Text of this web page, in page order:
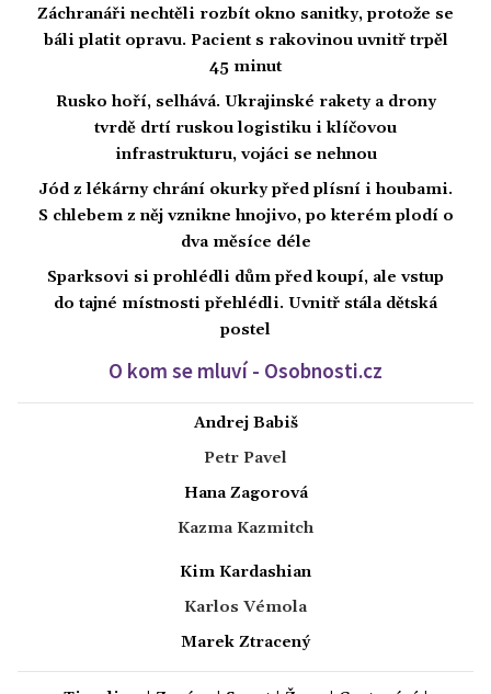
Záchranáři nechtěli rozbít okno sanitky, protože se
báli platit opravu. Pacient s rakovinou uvnitř trpěl
45 minut
Rusko hoří, selhává. Ukrajinské rakety a drony
tvrdě drtí ruskou logistiku i klíčovou
infrastrukturu, vojáci se nehnou
Jód z lékárny chrání okurky před plísní i houbami.
S chlebem z něj vznikne hnojivo, po kterém plodí o
dva měsíce déle
Sparksovi si prohlédli dům před koupí, ale vstup
do tajné místnosti přehlédli. Uvnitř stála dětská
postel
O kom se mluví - Osobnosti.cz
Andrej Babiš
Petr Pavel
Hana Zagorová
Kazma Kazmitch
Kim Kardashian
Karlos Vémola
Marek Ztracený